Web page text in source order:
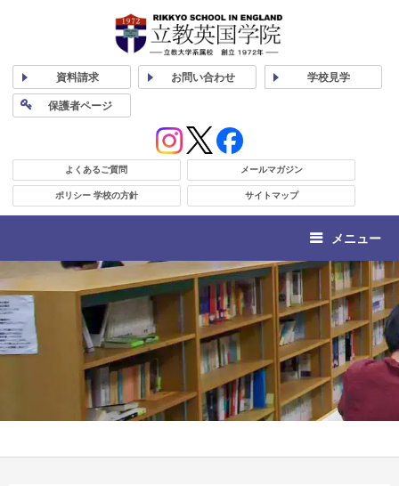
資料請求 お問い合わせ 学校見学
保護者ページ
よくあるご質問 メールマガジン
ポリシー 学校の方針 サイトマップ
メニュー